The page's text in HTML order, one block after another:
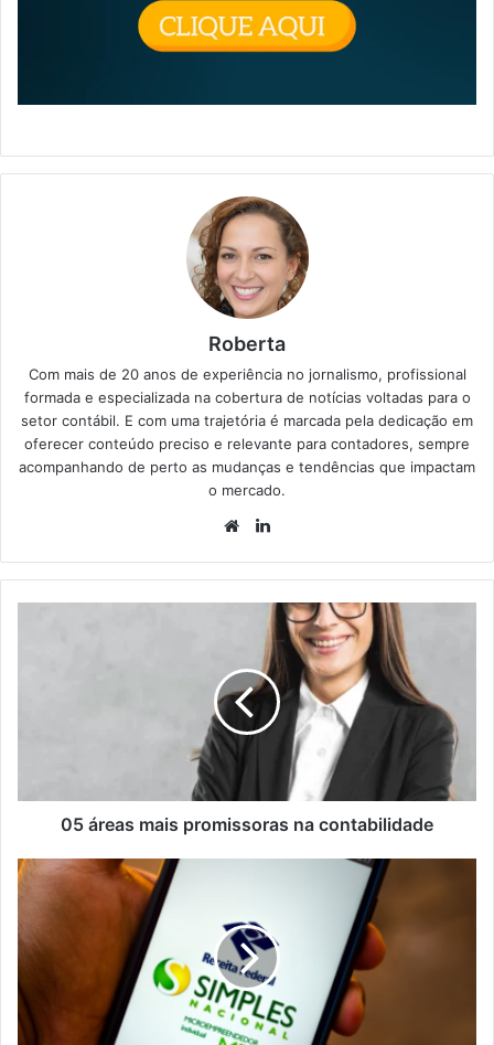
Roberta
Com mais de 20 anos de experiência no jornalismo, profissional
formada e especializada na cobertura de notícias voltadas para o
setor contábil. E com uma trajetória é marcada pela dedicação em
oferecer conteúdo preciso e relevante para contadores, sempre
acompanhando de perto as mudanças e tendências que impactam
o mercado.
05 áreas mais promissoras na contabilidade